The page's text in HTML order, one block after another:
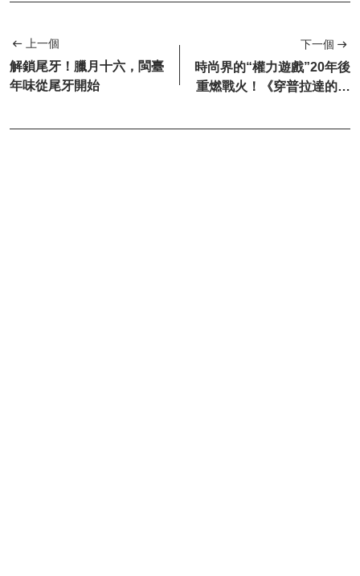
上一個
解鎖尾牙！臘月十六，閩臺
年味從尾牙開始
下一個
時尚界的“權力遊戲”20年後
重燃戰火！《穿普拉達的女